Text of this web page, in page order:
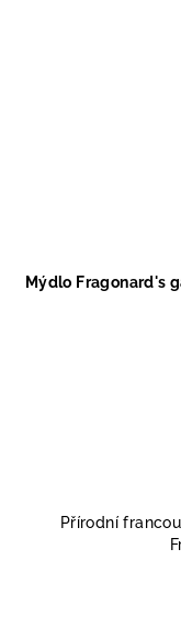
Mýdlo Fragonard's
Přírodní